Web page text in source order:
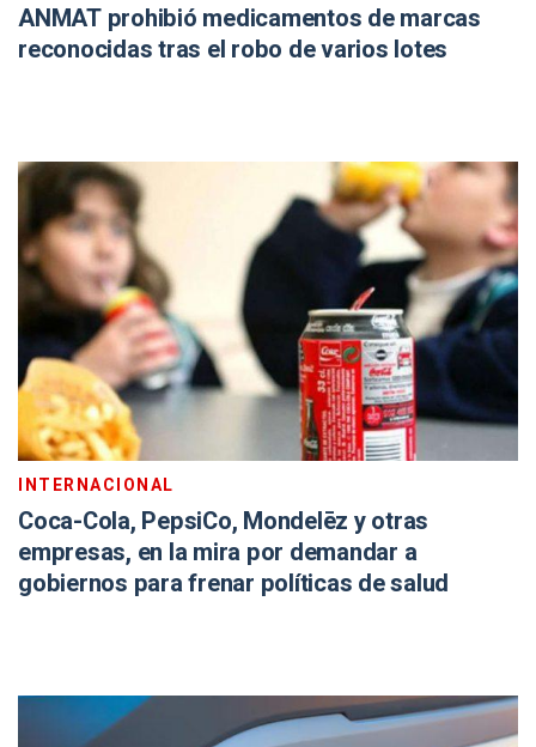
ANMAT prohibió medicamentos de marcas
reconocidas tras el robo de varios lotes
INTERNACIONAL
Coca-Cola, PepsiCo, Mondelēz y otras
empresas, en la mira por demandar a
gobiernos para frenar políticas de salud